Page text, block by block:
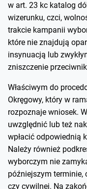
w art. 23 kc katalog
wizerunku, czci,
trakcie kampanii
które nie znajdują
insynuacją lub
zniszczenie
Właściwym do
Okręgowy, który w
rozpoznaje wniosek.
uwzględnić lub też
wpłacić odpowiednią
Należy również
wyborczym nie
późniejszym terminie,
czy cywilnej. Na